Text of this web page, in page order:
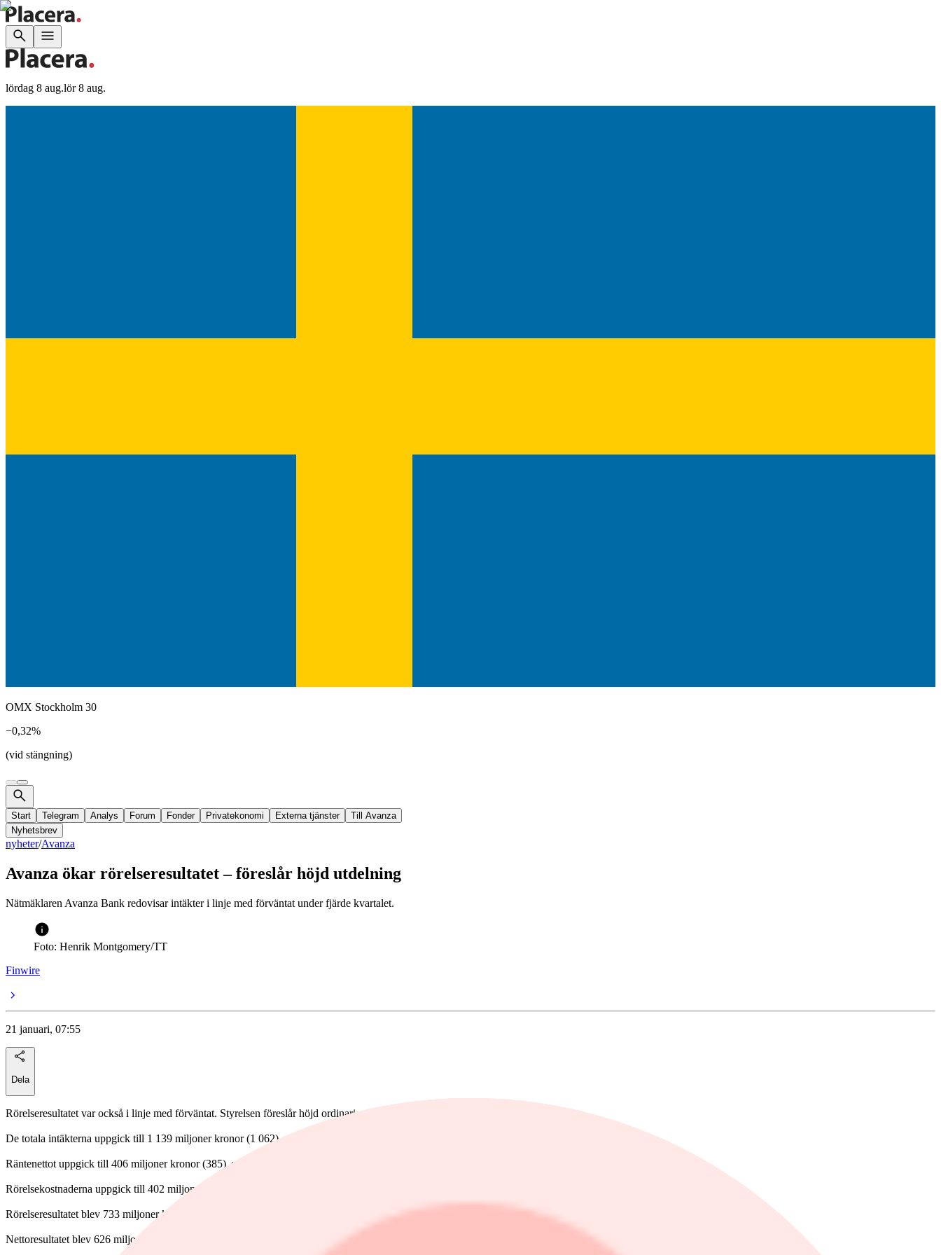
lördag 8 aug.lör 8 aug.
OMX Stockholm 30
−0,32%
(vid stängning)
Start Telegram Analys Forum Fonder Privatekonomi Externa tjänster
Till Avanza
Nyhetsbrev
nyheter/Avanza
Avanza ökar rörelseresultatet – föreslår höjd utdelning
Nätmäklaren Avanza Bank redovisar intäkter i linje med förväntat under fjärde kvartalet.
Foto: Henrik Montgomery/TT
Finwire
21 januari, 07:55
Dela
Rörelseresultatet var också i linje med förväntat. Styrelsen föreslår höjd ordinarie utdelning.
De totala intäkterna uppgick till 1 139 miljoner kronor (1 062), vilket låg i linje med analytikerkonsensus från Modular Finance.
Räntenettot uppgick till 406 miljoner kronor (385), väntat 390 miljoner kronor.
Rörelsekostnaderna uppgick till 402 miljoner kronor (335), analytikerkonsensus var 403 miljoner kronor.
Rörelseresultatet blev 733 miljoner kronor (728), väntat var 736 miljoner kronor.
Nettoresultatet blev 626 miljoner kronor (625), väntat var 631 miljoner kronor.